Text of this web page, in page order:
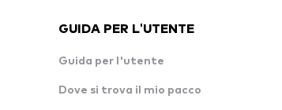
GUIDA PER L'UTENTE
Guida per l'utente
Dove si trova il mio pacco